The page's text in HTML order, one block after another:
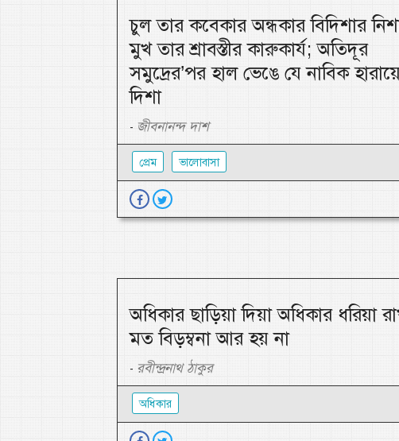
চুল তার কবেকার অন্ধকার বিদিশার
মুখ তার শ্রাবস্তীর কারুকার্য; অতিদূর
সমুদ্রের’পর হাল ভেঙে যে নাবিক
দিশা
- জীবনানন্দ দাশ
প্রেম ভালোবাসা
অধিকার ছাড়িয়া দিয়া অধিকার ধরিয়া
মত বিড়ম্বনা আর হয় না
- রবীন্দ্রনাথ ঠাকুর
অধিকার